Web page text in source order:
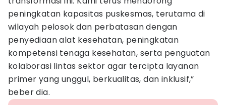
peningkatan kapasitas puskesmas, terutama di
wilayah pelosok dan perbatasan dengan
penyediaan alat kesehatan, peningkatan
kompetensi tenaga kesehatan, serta penguatan
kolaborasi lintas sektor agar tercipta layanan
primer yang unggul, berkualitas, dan inklusif,”
beber dia.